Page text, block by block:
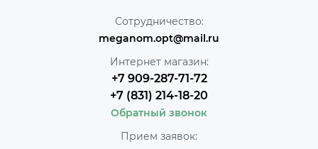
Сотрудничество:
meganom.opt@mail.ru
Интернет магазин:
+7 909-287-71-72
+7 (831) 214-18-20
Обратный звонок
Прием заявок: